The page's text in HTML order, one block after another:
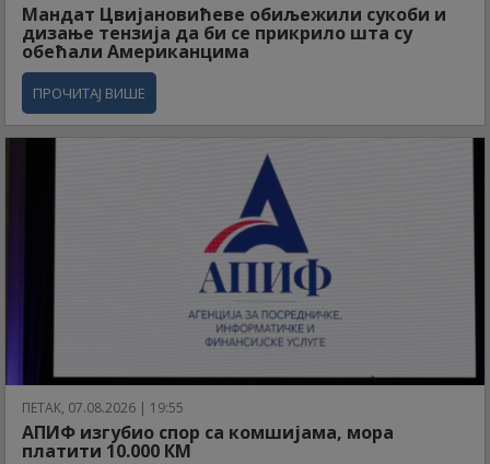
Мандат Цвијановићеве обиљежили сукоби и
дизање тензија да би се прикрило шта су
обећали Американцима
ПРОЧИТАЈ ВИШЕ
ПЕТАК, 07.08.2026 | 19:55
АПИФ изгубио спор са комшијама, мора
платити 10.000 КМ